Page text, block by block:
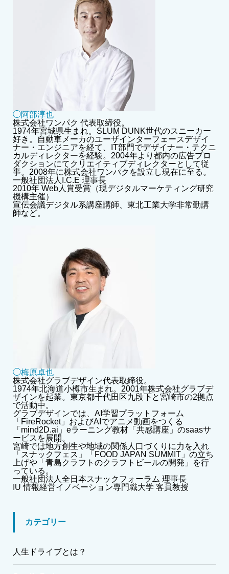
◯阿部淳也
株式会社ワンパク 代表取締役。
1974年宮城県生まれ。SLUM DUNK世代のスニーカー
好き。自動車メーカのユーザインターフェースデザイ
ナー・エンジニアを経て、IT部門でデザイナー・テクニ
カルディレクターを経験。2004年より都内の広告プロ
ダクションにてクリエイティブディレクターとして従
事。2008年に株式会社ワンパクを設立し現在に至る。
一般社団法人I.C.E 理事長
2010年 Web人賞受賞（現デジタルマーケティング研究
機構主催）
宣伝会議デジタル系講座講師、東北工業大学非常勤講
師など。
◯梅原卓也
株式会社グラブデザイン代表取締役。
1974年北海道小樽市生まれ。2001年株式会社グラブデ
ザインを起業。東京都千代田区九段下と宮崎市の2拠点
で活動中。
グラブデザインでは、AI学習プラットフォーム
「FireRocket」およびAIでアニメ動画をつくる
「mind2D.ai」eラーニング教材「共感講座」のsaasサ
ービスを展開。
宮崎では地方創生や地域の関係人口づくりに力を入れ
「スナックフェス」「FOOD JAPAN SUMMIT」の立ち
上げや「青島クラフトのクラフトビールの開発」を行
っている。
一般社団法人全日本スナックフォーラム 理事長
IU 情報経営イノベーション専門職大学 客員教授
カテゴリー
人生ドライブとは？